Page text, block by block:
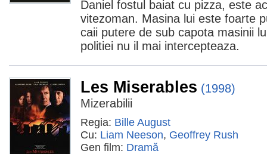
Daniel fostul baiat cu pizza, este
vitezoman. Masina lui este foarte
caii putere de sub capota masinii
politiei nu il mai intercepteaza.
Les Miserables (1998)
Mizerabilii
Regia: Bille August
Cu: Liam Neeson, Geoffrey Rush
Gen film: Dramă